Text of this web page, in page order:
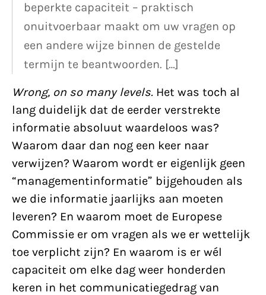
beperkte capaciteit – praktisch
onuitvoerbaar maakt om uw vragen op
een andere wijze binnen de gestelde
termijn te beantwoorden. […]
Wrong, on so many levels. Het was toch al
lang duidelijk dat de eerder verstrekte
informatie absoluut waardeloos was?
Waarom daar dan nog een keer naar
verwijzen? Waarom wordt er eigenlijk geen
“managementinformatie” bijgehouden als
we die informatie jaarlijks aan moeten
leveren? En waarom moet de Europese
Commissie er om vragen als we er wettelijk
toe verplicht zijn? En waarom is er wél
capaciteit om elke dag weer honderden
keren in het communicatiegedrag van